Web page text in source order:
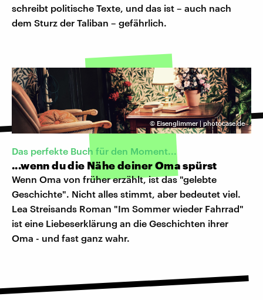
schreibt politische Texte, und das ist – auch nach
dem Sturz der Taliban – gefährlich.
© Eisenglimmer | photocase.de
Das perfekte Buch für den Moment...
...wenn du die Nähe deiner Oma spürst
Wenn Oma von früher erzählt, ist das "gelebte
Geschichte". Nicht alles stimmt, aber bedeutet viel.
Lea Streisands Roman "Im Sommer wieder Fahrrad"
ist eine Liebeserklärung an die Geschichten ihrer
Oma - und fast ganz wahr.